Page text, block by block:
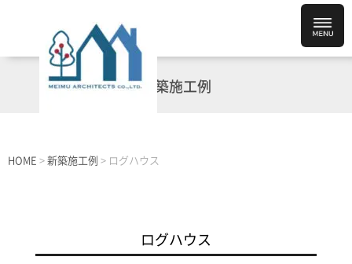
新築施工例
HOME > 新築施工例 > ログハウス
ログハウス